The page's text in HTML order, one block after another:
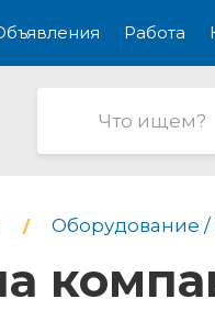
Работа
Оборудование